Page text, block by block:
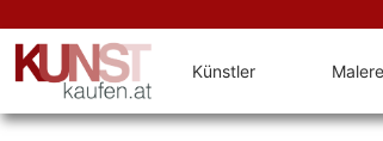
Künstler